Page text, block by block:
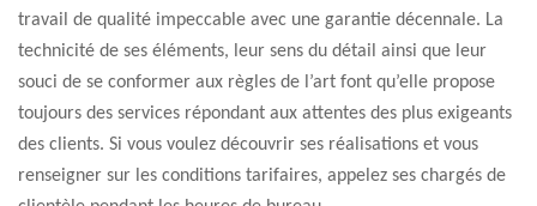
travail de qualité impeccable avec une garantie décennale. La
technicité de ses éléments, leur sens du détail ainsi que leur
souci de se conformer aux règles de l’art font qu’elle propose
toujours des services répondant aux attentes des plus exigeants
des clients. Si vous voulez découvrir ses réalisations et vous
renseigner sur les conditions tarifaires, appelez ses chargés de